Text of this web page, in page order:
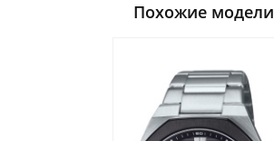
Похожие модели